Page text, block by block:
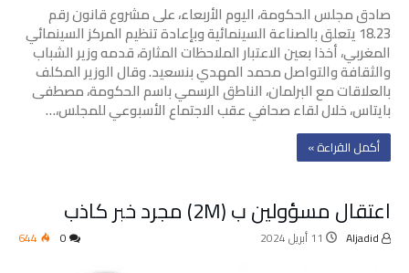
صادق مجلس الحكومة، اليوم الأربعاء، على مشروع قانون رقم
18.23 يتعلق بالصناعة السينمائية وبإعادة تنظيم المركز السينمائي
المغربي، أخذا بعين الاعتبار الملاحظات المثارة، قدمه وزير الشباب
والثقافة والتواصل محمد المهدي بنسعيد. وقال الوزير المكلف
بالعلاقات مع البرلمان، الناطق الرسمي باسم الحكومة، مصطفى
بايتاس، خلال لقاء صحافي عقب الاجتماع الأسبوعي للمجلس،…
‫أكمل القراءة »‬
اعتقال مسؤولين ب (2M) مجرد خبر كاذب
11 أبريل 2024 644